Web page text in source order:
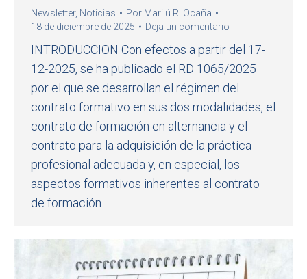
Newsletter, Noticias Por Marilú R. Ocaña
18 de diciembre de 2025
Deja un comentario
INTRODUCCION Con efectos a partir del 17-
12-2025, se ha publicado el RD 1065/2025
por el que se desarrollan el régimen del
contrato formativo en sus dos modalidades, el
contrato de formación en alternancia y el
contrato para la adquisición de la práctica
profesional adecuada y, en especial, los
aspectos formativos inherentes al contrato
de formación…